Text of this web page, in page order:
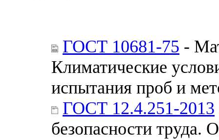
ГОСТ 10681-75 -
Климатические
испытания проб и
ГОСТ 12.4.251-2013
безопасности труда.